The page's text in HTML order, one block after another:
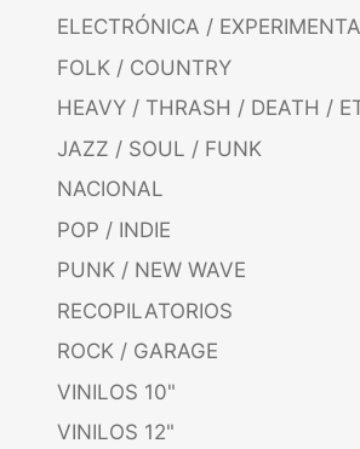
ELECTRÓNICA /
FOLK / COUNTRY
HEAVY / THRASH / DEATH /
JAZZ / SOUL / FUNK
NACIONAL
POP / INDIE
PUNK / NEW WAVE
RECOPILATORIOS
ROCK / GARAGE
VINILOS 10"
VINILOS 12"